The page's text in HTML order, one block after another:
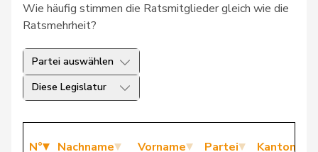
Wie häufig stimmen die Ratsmitglieder gleich wie die
Ratsmehrheit?
Partei auswählen
Diese Legislatur
N° Nachname Vorname Partei Kanton